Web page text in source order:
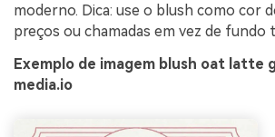
moderno. Dica: use o blush como cor
preços ou chamadas em vez de fundo
Exemplo de imagem blush oat latte
media.io